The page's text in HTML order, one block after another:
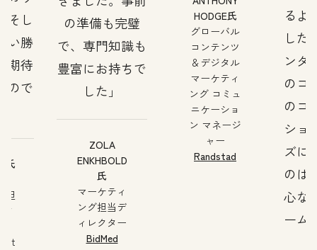
そし
い勝
期待
ので
氏
担
ク
の準備も完璧
で、専門知識も
豊富にお持ちで
した
ZOLA
ENKHBOLD
氏
マーケティ
ング担当デ
ィレクター
BidMed
HODGE氏
グローバル
コンテンツ
＆デジタル
マーケティ
ング コミュ
ニケーショ
ン マネージ
ャー
Randstad
るよ
した
ンタ
のコ
のコ
ショ
ズに
のは
心な
ーム